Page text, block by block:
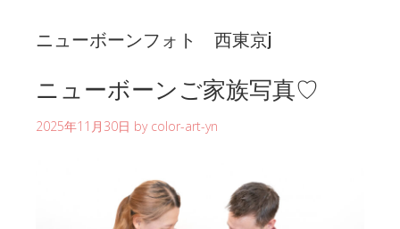
ニューボーンフォト 西東京j
ニューボーンご家族写真♡
2025年11月30日 by color-art-yn